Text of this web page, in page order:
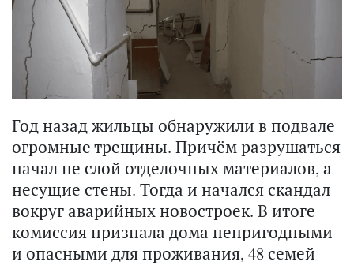
Год назад жильцы обнаружили в подвале
огромные трещины. Причём разрушаться
начал не слой отделочных материалов, а
несущие стены. Тогда и начался скандал
вокруг аварийных новостроек. В итоге
комиссия признала дома непригодными
и опасными для проживания, 48 семей